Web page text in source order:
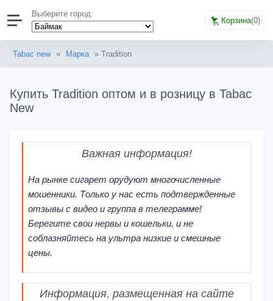
Выберите город:
Корзина(0)
Tabac new » Марка » Tradition
Купить Tradition оптом и в розницу в Tabac
New
Важная информация!
На рынке сигарет орудуют многочисленные
мошенники. Только у нас есть подтвержденные
отзывы с видео и группа в телеграмме!
Берегите свои нервы и кошельки, и не
соблазняйтесь на ультра низкие и смешные
цены.
Информация, размещенная на сайте